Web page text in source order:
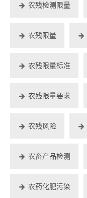
农残检测限量
农残限量
农残限量标准
农残限量要求
农残风险
农畜产品检测
农药化肥污染